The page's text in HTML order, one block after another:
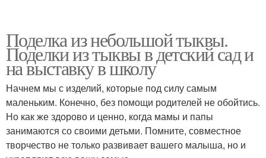
Поделка из небольшой тыквы.
Поделки из тыквы в детский сад и
на выставку в школу
Начнем мы с изделий, которые под силу самым
маленьким. Конечно, без помощи родителей не обойтись.
Но как же здорово и ценно, когда мамы и папы
занимаются со своими детьми. Помните, совместное
творчество не только развивает вашего малыша, но и